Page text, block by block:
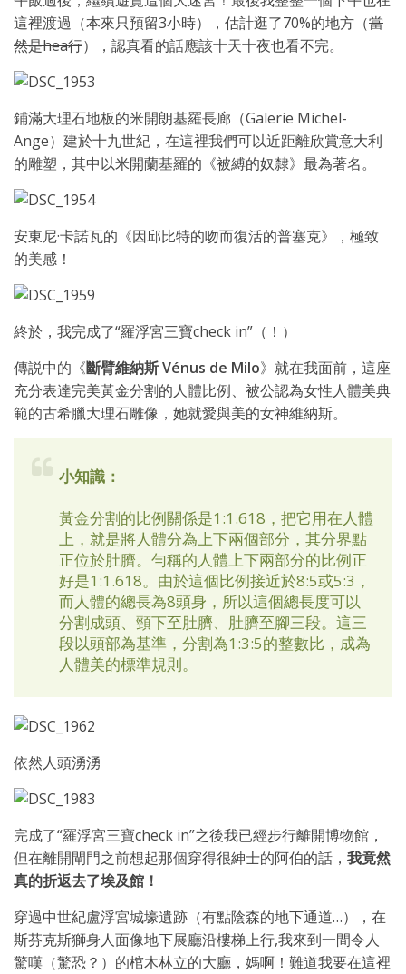
這裡渡過（本來只預留3小時），估計逛了70%的地方（當
然是hea行），認真看的話應該十天十夜也看不完。
鋪滿大理石地板的米開朗基羅長廊（Galerie Michel-
Ange）建於十九世紀，在這裡我們可以近距離欣賞意大利
的雕塑，其中以米開蘭基羅的《被縛的奴隸》最為著名。
安東尼·卡諾瓦的《因邱比特的吻而復活的普塞克》，極致
的美感！
終於，我完成了“羅浮宮三寶check in”（！）
傳説中的《斷臂維納斯 Vénus de Milo》就在我面前，這座
充分表達完美黃金分割的人體比例、被公認為女性人體美典
範的古希臘大理石雕像，她就愛與美的女神維納斯。
小知識：
黃金分割的比例關係是1:1.618，把它用在人體
上，就是將人體分為上下兩個部分，其分界點
正位於肚臍。勻稱的人體上下兩部分的比例正
好是1:1.618。由於這個比例接近於8:5或5:3，
而人體的總長為8頭身，所以這個總長度可以
分割成頭、頸下至肚臍、肚臍至腳三段。這三
段以頭部為基準，分割為1:3:5的整數比，成為
人體美的標準規則。
依然人頭湧湧
完成了“羅浮宮三寶check in”之後我已經步行離開博物館，
但在離開閘門之前想起那個穿得很紳士的阿伯的話， 我竟然
真的折返去了埃及館！
穿過中世紀盧浮宮城壕遺跡（有點陰森的地下通道…），在
斯芬克斯獅身人面像地下展廳沿樓梯上行,我來到一間令人
驚嘆（驚恐？）的棺木林立的大廳，媽啊！難道我要在這裡